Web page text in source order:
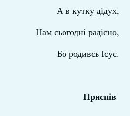
А в кутку дідух,
Нам сьогодні радісно,
Бо родивсь Ісус.
Приспів